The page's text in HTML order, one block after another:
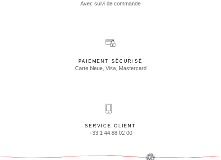
Avec suivi de commande
PAIEMENT SÉCURISÉ
Carte bleue, Visa, Mastercard
SERVICE CLIENT
+33 1 44 88 02 00